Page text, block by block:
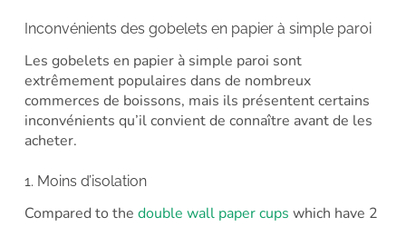
Inconvénients des gobelets en papier à simple paroi
Les gobelets en papier à simple paroi sont
extrêmement populaires dans de nombreux
commerces de boissons, mais ils présentent certains
inconvénients qu’il convient de connaître avant de les
acheter.
1. Moins d’isolation
Compared to the double wall paper cups which have 2